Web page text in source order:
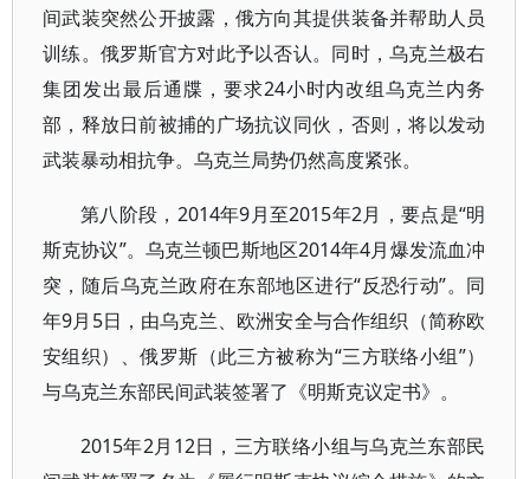
间武装突然公开披露，俄方向其提供装备并帮助人员
训练。俄罗斯官方对此予以否认。同时，乌克兰极右
集团发出最后通牒，要求24小时内改组乌克兰内务
部，释放日前被捕的广场抗议同伙，否则，将以发动
武装暴动相抗争。乌克兰局势仍然高度紧张。
第八阶段，2014年9月至2015年2月，要点是“明
斯克协议”。乌克兰顿巴斯地区2014年4月爆发流血冲
突，随后乌克兰政府在东部地区进行“反恐行动”。同
年9月5日，由乌克兰、欧洲安全与合作组织（简称欧
安组织）、俄罗斯（此三方被称为“三方联络小组”）
与乌克兰东部民间武装签署了《明斯克议定书》。
2015年2月12日，三方联络小组与乌克兰东部民